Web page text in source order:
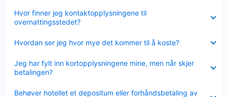
Hvor finner jeg kontaktopplysningene til
overnattingsstedet?
mindre
Hvordan ser jeg hvor mye det kommer til å koste?
mindre
Jeg har fylt inn kortopplysningene mine, men når skjer
betalingen?
mindre
Behøver hotellet et depositum eller forhåndsbetaling av